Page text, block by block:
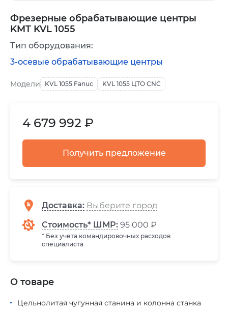
Фрезерные обрабатывающие центры
KMT KVL 1055
4 679 992 ₽
Получить предложение
Доставка:
Стоимость* ШМР: 95 000 ₽
* Без учета командировочных расходов
специалиста
Модели KVL 1055 Fanuc KVL 1055 ЦТО CNC
Тип оборудования:
3-осевые обрабатывающие центры
Цельнолитая чугунная станина и колонна станка
О товаре